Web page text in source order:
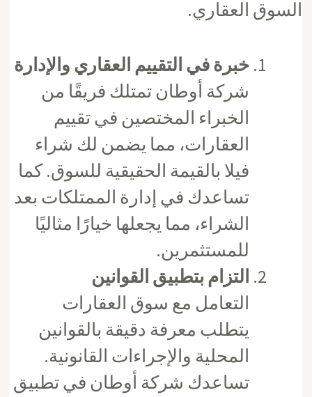
السوق العقاري.
خبرة في التقييم العقاري والإدارة
شركة أوطان تمتلك فريقًا من
الخبراء المختصين في تقييم
العقارات، مما يضمن لك شراء
فيلا بالقيمة الحقيقية للسوق. كما
تساعدك في إدارة الممتلكات بعد
الشراء، مما يجعلها خيارًا مثاليًا
للمستثمرين.
التزام بتطبيق القوانين
التعامل مع سوق العقارات
يتطلب معرفة دقيقة بالقوانين
المحلية والإجراءات القانونية.
تساعدك شركة أوطان في تطبيق